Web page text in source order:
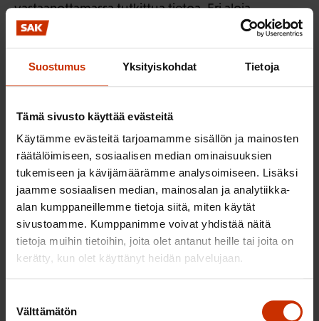
Suostumus Yksityiskohdat Tietoja
Tämä sivusto käyttää evästeitä
Käytämme evästeitä tarjoamamme sisällön ja mainosten
räätälöimiseen, sosiaalisen median ominaisuuksien
tukemiseen ja kävijämäärämme analysoimiseen. Lisäksi
jaamme sosiaalisen median, mainosalan ja analytiikka-
alan kumppaneillemme tietoja siitä, miten käytät
sivustoamme. Kumppanimme voivat yhdistää näitä
tietoja muihin tietoihin, joita olet antanut heille tai joita on
kerätty, kun olet käyttänyt heidän palvelujaan.
valinta
Välttämätön
vastaanottamassa tutkittua tietoa. Eri aloja
edustavien ammattiliittojen kautta voi myös olla
saatavilla sellaista alakohtaista tietoa, jolla voidaan
huomattavasti vahvistaa yhteiskunnalliseen
sopeutumiseen tarvittavaa tietopohjaa.
13. Näkemyksenne teemasta
’Viestintä ja vuorovaikutus’ ja siihen
sisältyvistä tavoitteista ja
toimenpiteistä oman toimialanne
tai toimintanne näkökulmasta?
Kappale ja sen tavoitteet ovat erittäin
kannatettavia.
Toistaiseksi ilmastonmuutokseen sopeutumista
koskeva viestintä (niin ministeriöiden kuin